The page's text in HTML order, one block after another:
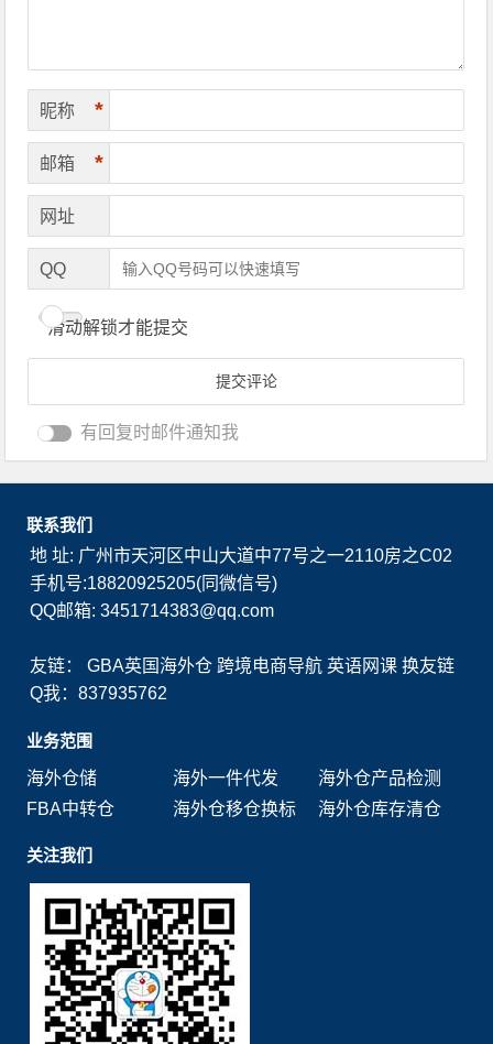
昵称 *
邮箱 *
网址
QQ
滑动解锁才能提交
有回复时邮件通知我
联系我们
地 址: 广州市天河区中山大道中77号之一2110房之C02
手机号:18820925205(同微信号)
QQ邮箱: 3451714383@qq.com
友链：GBA英国海外仓 跨境电商导航 英语网课 换友链
Q我：837935762
业务范围
海外仓储
海外一件代发
海外仓产品检测
FBA中转仓
海外仓移仓换标 海外仓库存清仓
关注我们